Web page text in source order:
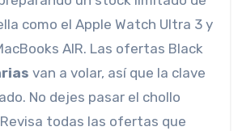
como el Apple Watch Ultra 3 y
AIR. Las ofertas Black
van a volar, así que la clave
No dejes pasar el chollo
todas las ofertas que